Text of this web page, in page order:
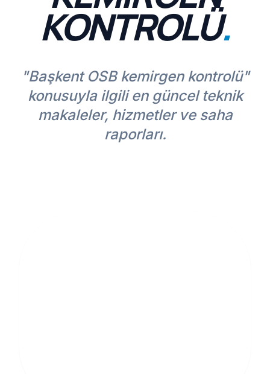
KONTROLÜ.
"Başkent OSB kemirgen kontrolü"
konusuyla ilgili en güncel teknik
makaleler, hizmetler ve saha
raporları.